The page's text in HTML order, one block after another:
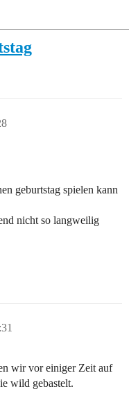
geburtstag spielen kann
nicht so langweilig
wir vor einiger Zeit auf
wild gebastelt.